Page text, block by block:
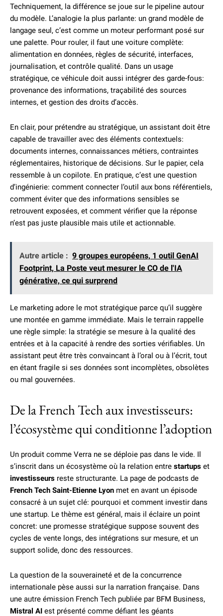
Techniquement, la différence se joue sur le pipeline autour
du modèle. L’analogie la plus parlante: un grand modèle de
langage seul, c’est comme un moteur performant posé sur
une palette. Pour rouler, il faut une voiture complète:
alimentation en données, règles de sécurité, interfaces,
journalisation, et contrôle qualité. Dans un usage
stratégique, ce véhicule doit aussi intégrer des garde-fous:
provenance des informations, traçabilité des sources
internes, et gestion des droits d’accès.
En clair, pour prétendre au stratégique, un assistant doit être
capable de travailler avec des éléments contextuels:
documents internes, connaissances métiers, contraintes
réglementaires, historique de décisions. Sur le papier, cela
ressemble à un copilote. En pratique, c’est une question
d’ingénierie: comment connecter l’outil aux bons référentiels,
comment éviter que des informations sensibles se
retrouvent exposées, et comment vérifier que la réponse
n’est pas juste plausible mais utile et actionnable.
Autre article : 9 groupes européens, 1 outil GenAI
Footprint, La Poste veut mesurer le CO de l'IA
générative, ce qui surprend
Le marketing adore le mot stratégique parce qu’il suggère
une montée en gamme immédiate. Mais le terrain rappelle
une règle simple: la stratégie se mesure à la qualité des
entrées et à la capacité à rendre des sorties vérifiables. Un
assistant peut être très convaincant à l’oral ou à l’écrit, tout
en étant fragile si ses données sont incomplètes, obsolètes
ou mal gouvernées.
De la French Tech aux investisseurs:
l’écosystème qui conditionne l’adoption
Un produit comme Verra ne se déploie pas dans le vide. Il
s’inscrit dans un écosystème où la relation entre startups et
investisseurs reste structurante. La page de podcasts de
French Tech Saint-Etienne Lyon met en avant un épisode
consacré à un sujet clé: pourquoi et comment investir dans
une startup. Le thème est général, mais il éclaire un point
concret: une promesse stratégique suppose souvent des
cycles de vente longs, des intégrations sur mesure, et un
support solide, donc des ressources.
La question de la souveraineté et de la concurrence
internationale pèse aussi sur la narration française. Dans
une autre émission French Tech publiée par BFM Business,
Mistral AI est présenté comme défiant les géants